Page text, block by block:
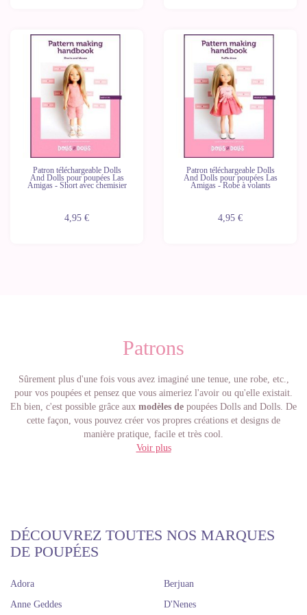
Patron téléchargeable Dolls
And Dolls pour poupées Las
Amigas - Short avec chemisier
4,95 €
Patron téléchargeable Dolls
And Dolls pour poupées Las
Amigas - Robe à volants
4,95 €
Patrons
Sûrement plus d'une fois vous avez imaginé une tenue, une robe, etc.,
pour vos poupées et pensez que vous aimeriez l'avoir ou qu'elle existait.
Eh bien, c'est possible grâce aux modèles de poupées Dolls and Dolls. De
cette façon, vous pouvez créer vos propres créations et designs de
manière pratique, facile et très cool.
Achetez et téléchargez des modèles de poupées
poupées sous la main chaque fois que vous en aurez besoin et créez vos
Il y a des gens qui aiment acheter des vêtements de poupée que nous
habiles et aiment coudre pour créer des vêtements super fashion pour
leurs poupées de collection. Bien que cela puisse être difficile à faire si
Voir plus
DÉCOUVREZ TOUTES NOS MARQUES
DE POUPÉES
Adora
Anne Geddes
Berjuan
D'Nenes